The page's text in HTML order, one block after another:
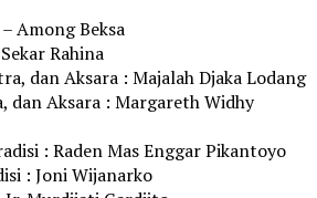
Among Beksa
Rahina
dan Aksara : Majalah Djaka Lodang
dan Aksara : Margareth Widhy
: Raden Mas Enggar Pikantoyo
: Joni Wijanarko